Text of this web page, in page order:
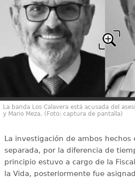
La banda Los Calavera está acusada del
y Mario Meza. (Foto: captura de pantalla)
La investigación de ambos hechos
separada, por la diferencia de
principio estuvo a cargo de la
la Vida, posteriormente fue